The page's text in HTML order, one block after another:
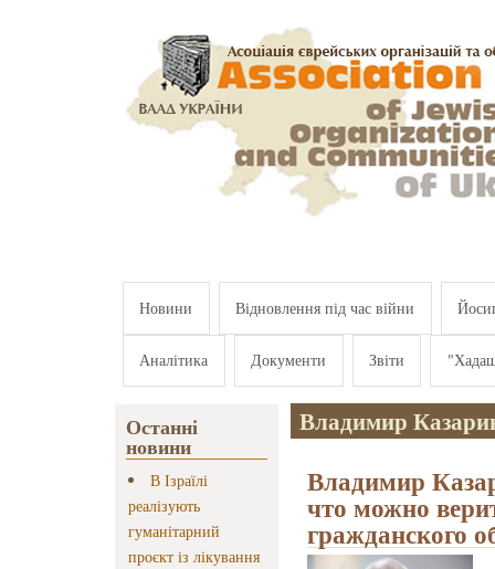
Новини Відновлення під час війни
Аналітика Документи Звіти
Останні
новини
В Ізраїлі
реалізують
гуманітарний
проєкт із лікування
Владимир
Владимир
что можно
гражданского